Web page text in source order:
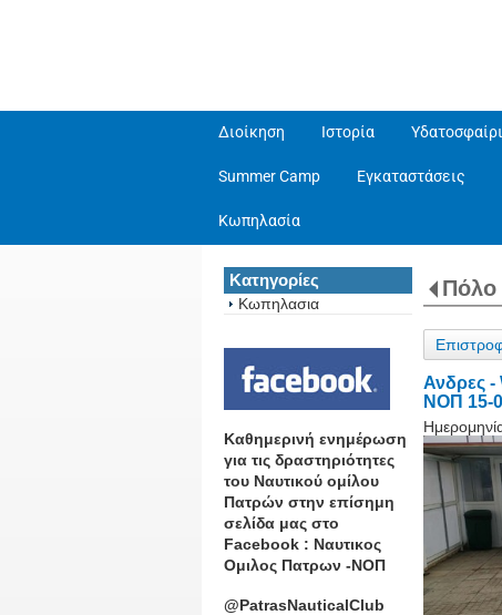
Διοίκηση Ιστορία
Summer Camp Εγκαταστάσεις
Κωπηλασία
Κατηγορίες
Κωπηλασια
Καθημερινή ενημέρωση
για τις δραστηριότητες
του Ναυτικού ομίλου
Πατρών στην επίσημη
σελίδα μας στο
Facebook : Ναυτικος
Ομιλος Πατρων -ΝΟΠ
@PatrasNauticalClub
Πόλο
Ανδρες -
ΝΟΠ 15-